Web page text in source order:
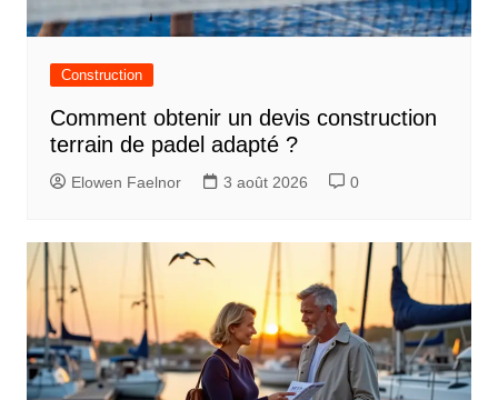
Construction
Comment obtenir un devis construction
terrain de padel adapté ?
Elowen Faelnor 3 août 2026 0